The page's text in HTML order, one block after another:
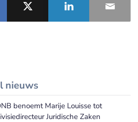
nieuws
Meer Juridisch / Fiscaal nieuws
benoemt Marije Louisse tot
Juridische Zaken